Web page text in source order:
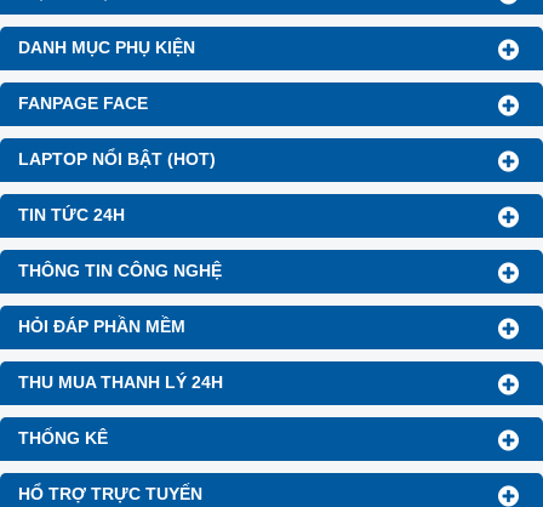
DANH MỤC PHỤ KIỆN
FANPAGE FACE
LAPTOP NỔI BẬT (HOT)
TIN TỨC 24H
THÔNG TIN CÔNG NGHỆ
HỎI ĐÁP PHẦN MỀM
THU MUA THANH LÝ 24H
THỐNG KÊ
HỔ TRỢ TRỰC TUYẾN